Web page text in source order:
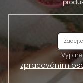
zpracováním